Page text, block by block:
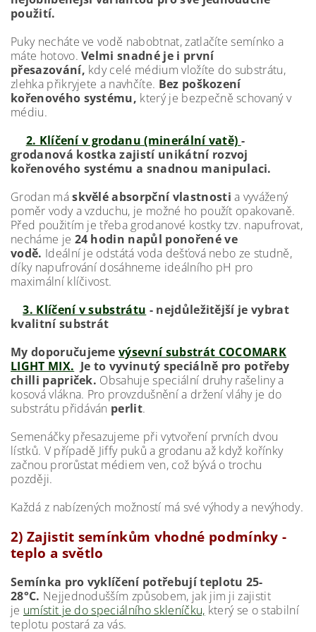
použití.
Puky necháte ve vodě nabobtnat, zatlačíte semínko a
máte hotovo.Velmi snadné je i první
přesazování, kdy celé médium vložíte do substrátu,
zlehka přikryjete a navhčíte. Bez poškození
kořenového systému, který je bezpečně schovaný v
médiu.
2. Klíčení v grodanu (minerální vatě) -
grodanová kostka zajistí unikátní rozvoj
kořenového systému a snadnou manipulaci.
Grodan máskvělé absorpční vlastnosti a vyvážený
poměr vody a vzduchu, je možné ho použít opakovaně.
Před použitím je třeba grodanové kostky tzv. napufrovat,
necháme je 24 hodin napůl ponořené ve
vodě. Ideální je odstátá voda dešťová nebo ze studně,
díky napufrování dosáhneme ideálního pH pro
maximální klíčivost.
3. Klíčení v substrátu - nejdůležitější je vybrat
kvalitní substrát
My doporučujemevýsevní substrát COCOMARK
LIGHT MIX. Je to vyvinutý speciálně pro potřeby
chilli papriček. Obsahuje speciální druhy rašeliny a
kosová vlákna. Pro provzdušnění a držení vláhy je do
substrátu přidáván perlit.
Semenáčky přesazujeme při vytvoření prvních dvou
lístků. V případě Jiffy puků a grodanu až když kořínky
začnou prorůstat médiem ven, což bývá o trochu
později.
Každá z nabízených možností má své výhody a nevýhody.
2) Zajistit semínkům vhodné podmínky -
teplo a světlo
Semínka pro vyklíčení potřebují teplotu 25-
28°C. Nejjednodušším způsobem, jak jim ji zajistit
je umístit je do speciálního skleníčku, který se o stabilní
teplotu postará za vás.